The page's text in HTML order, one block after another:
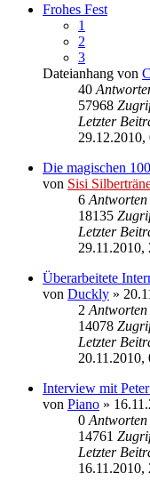
Frohes Fest
1
2
3
Dateianhang von
40
57968
Letzter
29.12.2010,
Die magischen
von Sisi
6 Antworten
18135
Letzter
29.11.2010,
Überarbeitete
von Duckly »
2 Antworten
14078
Letzter
20.11.2010,
Interview mit
von Piano »
0 Antworten
14761
Letzter
16.11.2010,